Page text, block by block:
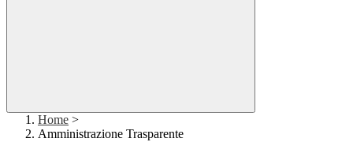
Home >
Amministrazione Trasparente